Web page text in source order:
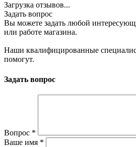
Загрузка отзывов...
Задать вопрос
Вы можете задать любой
или работе магазина.
Наши квалифицированные
помогут.
Задать вопрос
Вопрос *
Ваше имя *